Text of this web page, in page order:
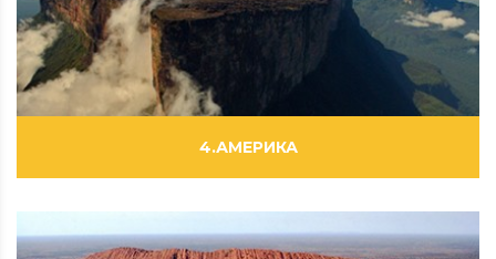
ВИДЕОРОЛИКИ
ФИЛЬМЫ
ФОТОРЕПОРТАЖИ
4.АМЕРИКА